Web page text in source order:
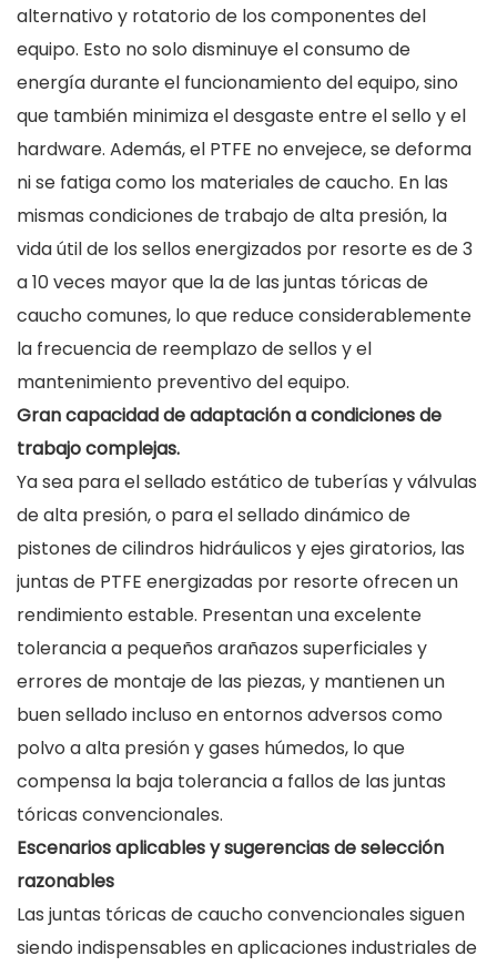
alternativo y rotatorio de los componentes del
equipo. Esto no solo disminuye el consumo de
energía durante el funcionamiento del equipo, sino
que también minimiza el desgaste entre el sello y el
hardware. Además, el PTFE no envejece, se deforma
ni se fatiga como los materiales de caucho. En las
mismas condiciones de trabajo de alta presión, la
vida útil de los sellos energizados por resorte es de 3
a 10 veces mayor que la de las juntas tóricas de
caucho comunes, lo que reduce considerablemente
la frecuencia de reemplazo de sellos y el
mantenimiento preventivo del equipo.
Gran capacidad de adaptación a condiciones de
trabajo complejas.
Ya sea para el sellado estático de tuberías y válvulas
de alta presión, o para el sellado dinámico de
pistones de cilindros hidráulicos y ejes giratorios, las
juntas de PTFE energizadas por resorte ofrecen un
rendimiento estable. Presentan una excelente
tolerancia a pequeños arañazos superficiales y
errores de montaje de las piezas, y mantienen un
buen sellado incluso en entornos adversos como
polvo a alta presión y gases húmedos, lo que
compensa la baja tolerancia a fallos de las juntas
tóricas convencionales.
Escenarios aplicables y sugerencias de selección
razonables
Las juntas tóricas de caucho convencionales siguen
siendo indispensables en aplicaciones industriales de